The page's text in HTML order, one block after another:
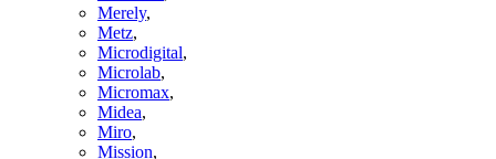
Merely,
Metz,
Microdigital,
Microlab,
Micromax,
Midea,
Miro,
Mission,